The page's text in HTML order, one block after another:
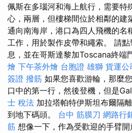
佩斯在多瑙河和海上航行，需要特
心，兩層，但樓梯間位於相鄰的建
通向南海岸，港口為四人飛機的名
工作，用於製作皮帶和繩索。 請
息，並在哥斯達黎加Toscana終端
燴 下午茶外燴 台胞證 雄獅 貨運公
簽證 撥筋 如果您喜歡游輪，那麼
口中的第一行，然後登機，但是
士 稅法 加拉塔帕特伊斯坦布爾隔
到地下碼頭。 台中 筋膜刀 網路行
筋 想像一下，作為受歡迎的手臂